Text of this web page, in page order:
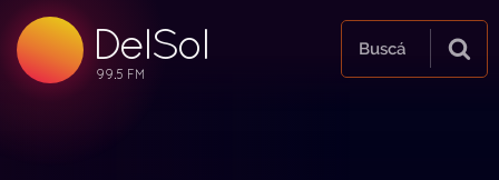
DelSol
99.5 FM
99.5 FM
99.5 FM
Buscá